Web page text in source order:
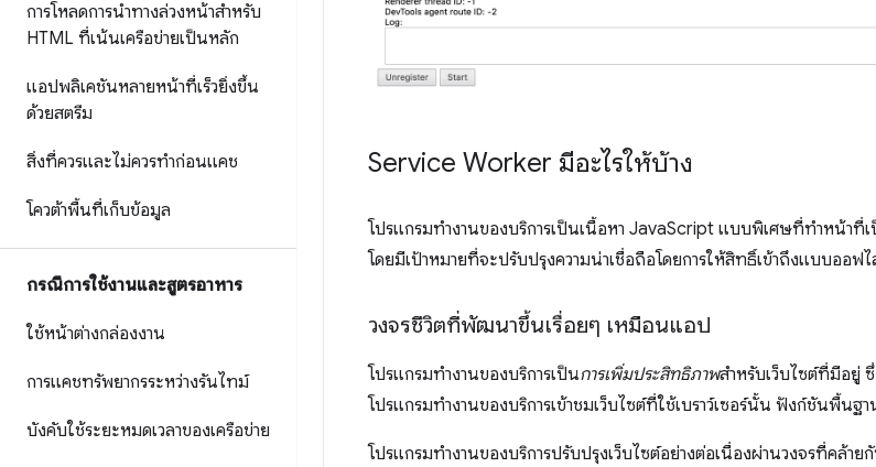
การโหลดการนำทางล่วงหน้าสำหรับ
HTML ที่เน้นเครือข่ายเป็นหลัก
แอปพลิเคชันหลายหน้าที่เร็วยิ่งขึ้น
ด้วยสตรีม
สิ่งที่ควรและไม่ควรทำก่อนแคช
โควต้าพื้นที่เก็บข้อมูล
กรณีการใช้งานและสูตรอาหาร
ใช้หน้าต่างกล่องงาน
การแคชทรัพยากรระหว่างรันไทม์
บังคับใช้ระยะหมดเวลาของเครือข่าย
Service Worker มีอะไรให้บ้าง
โปรแกรมทำงานของบริการเป็นเนื้อหา JavaScript แบบพิเศษที่ทำหน้าที่เป็
โดยมีเป้าหมายที่จะปรับปรุงความน่าเชื่อถือโดยการให้สิทธิ์เข้าถึงแบบออ
วงจรชีวิตที่พัฒนาขึ้นเรื่อยๆ เหมือนแอป
โปรแกรมทำงานของบริการเป็นการเพิ่มประสิทธิภาพสำหรับเว็บไซต์ที่มีอยู่ ซึ่
โปรแกรมทำงานของบริการเข้าชมเว็บไซต์ที่ใช้เบราว์เซอร์นั้น ฟังก์ชันพื้นฐ
โปรแกรมทำงานของบริการปรับปรุงเว็บไซต์อย่างต่อเนื่องผ่านวงจรที่คล้